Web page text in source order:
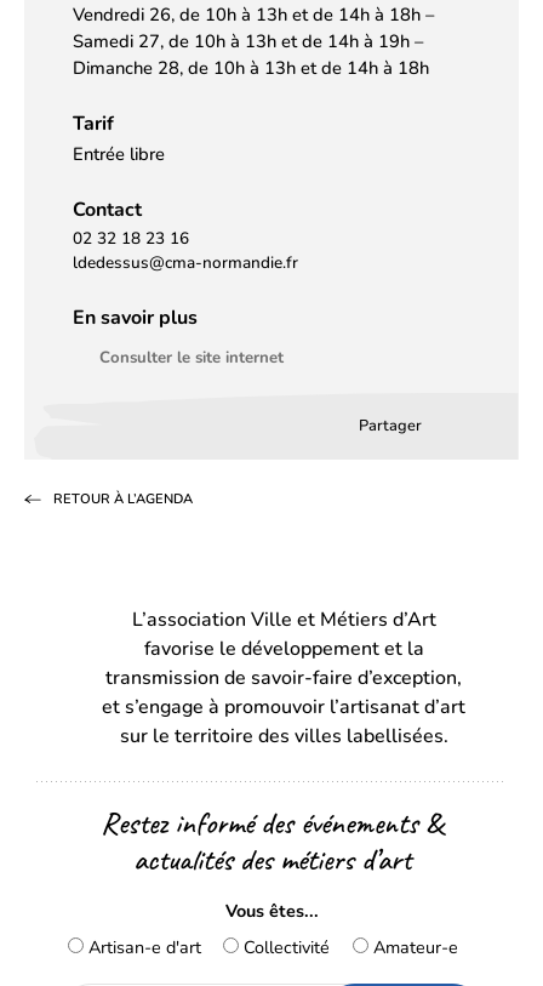
Vendredi 26, de 10h à 13h et de 14h à 18h –
Samedi 27, de 10h à 13h et de 14h à 19h –
Dimanche 28, de 10h à 13h et de 14h à 18h
Tarif
Entrée libre
Contact
02 32 18 23 16
ldedessus@cma-normandie.fr
En savoir plus
Consulter le site internet
Partager
un
onglet)onglet)
RETOUR À L’AGENDA
L’association Ville et Métiers d’Art
favorise le développement et la
transmission de savoir-faire d’exception,
et s’engage à promouvoir l’artisanat d’art
sur le territoire des villes labellisées.
Restez informé des événements &
actualités des métiers d’art
Vous êtes...
Artisan-e d'art
Collectivité Amateur-e